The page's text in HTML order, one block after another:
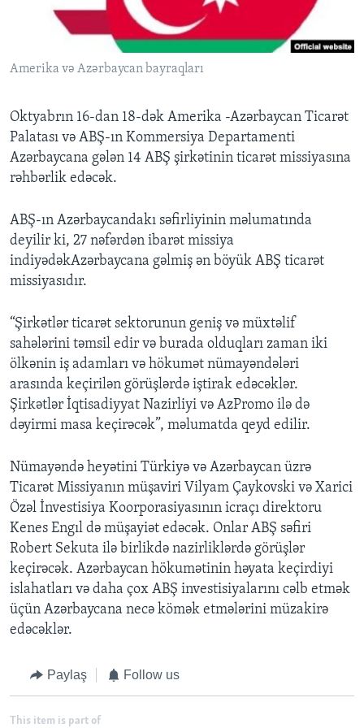
Dillər
Amerika və Azərbaycan bayraqları
Oktyabrın 16-dan 18-dək Amerika -Azərbaycan Ticarət
Palatası və ABŞ-ın Kommersiya Departamenti
Azərbaycana gələn 14 ABŞ şirkətinin ticarət missiyasına
rəhbərlik edəcək.
ABŞ-ın Azərbaycandakı səfirliyinin məlumatında
deyilir ki, 27 nəfərdən ibarət missiya
indiyədəkAzərbaycana gəlmiş ən böyük ABŞ ticarət
missiyasıdır.
“Şirkətlər ticarət sektorunun geniş və müxtəlif
sahələrini təmsil edir və burada olduqları zaman iki
ölkənin iş adamları və hökumət nümayəndələri
arasında keçirilən görüşlərdə iştirak edəcəklər.
Şirkətlər İqtisadiyyat Nazirliyi və AzPromo ilə də
dəyirmi masa keçirəcək”, məlumatda qeyd edilir.
Nümayəndə heyətini Türkiyə və Azərbaycan üzrə
Ticarət Missiyanın müşaviri Vilyam Çaykovski və Xarici
Özəl İnvestisiya Koorporasiyasının icraçı direktoru
Kenes Engıl də müşayiət edəcək. Onlar ABŞ səfiri
Robert Sekuta ilə birlikdə nazirliklərdə görüşlər
keçirəcək. Azərbaycan hökumətinin həyata keçirdiyi
islahatları və daha çox ABŞ investisiyalarını cəlb etmək
üçün Azərbaycana necə kömək etmələrini müzakirə
edəcəklər.
Paylaş Follow us
This item is part of